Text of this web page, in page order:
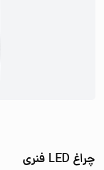
چراغ LED فنری